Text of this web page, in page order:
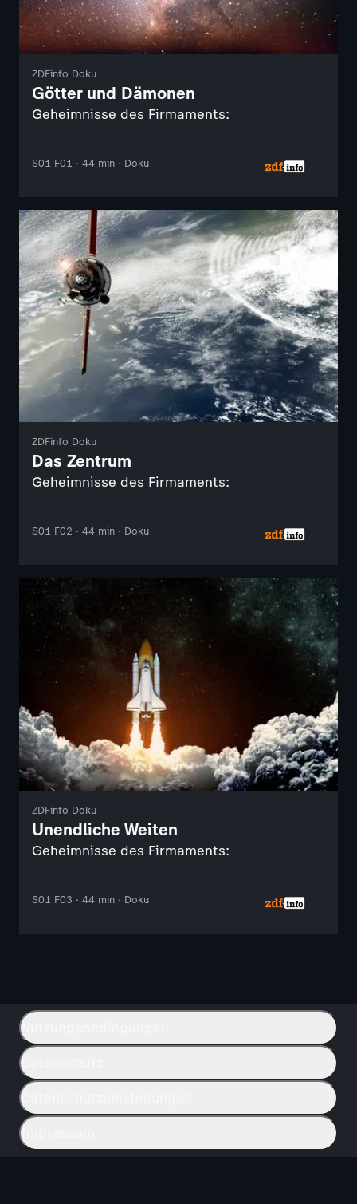
ZDFinfo Doku
Götter und Dämonen
Geheimnisse des Firmaments:
S01 F01 · 44 min · Doku
ZDFinfo Doku
Das Zentrum
Geheimnisse des Firmaments:
S01 F02 · 44 min · Doku
ZDFinfo Doku
Unendliche Weiten
Geheimnisse des Firmaments:
S01 F03 · 44 min · Doku
Nutzungsbedingungen
Datenschutz
Datenschutzeinstellungen
Impressum